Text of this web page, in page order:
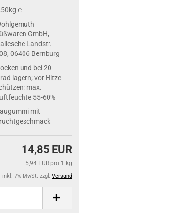
℮
GmbH,
Landstr.
06406 Bernburg
und bei 20
lagern; vor Hitze
max.
55-60%
mit
14,85 EUR
5,94 EUR pro 1 kg
inkl. 7% MwSt. zzgl. Versand